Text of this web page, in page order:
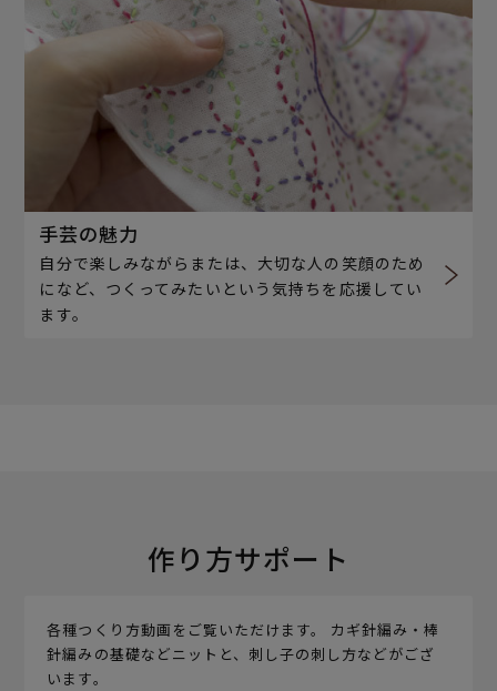
手芸の魅力
自分で楽しみながらまたは、大切な人の笑顔のため
になど、つくってみたいという気持ちを応援してい
ます。
作り方サポート
各種つくり方動画をご覧いただけます。 カギ針編み・棒
針編みの基礎などニットと、刺し子の刺し方などがござ
います。